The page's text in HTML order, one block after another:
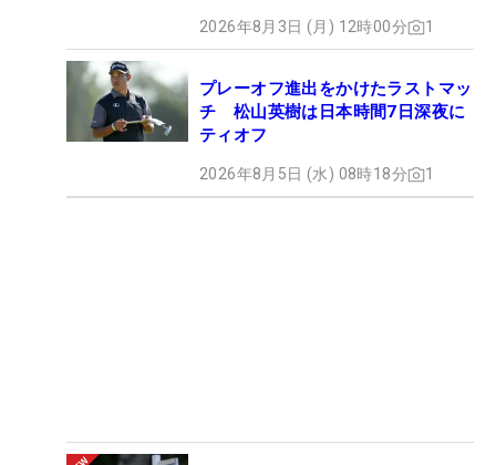
2026年8月3日 (月) 12時00分 1
プレーオフ進出をかけたラストマッ
チ 松山英樹は日本時間7日深夜に
ティオフ
2026年8月5日 (水) 08時18分 1